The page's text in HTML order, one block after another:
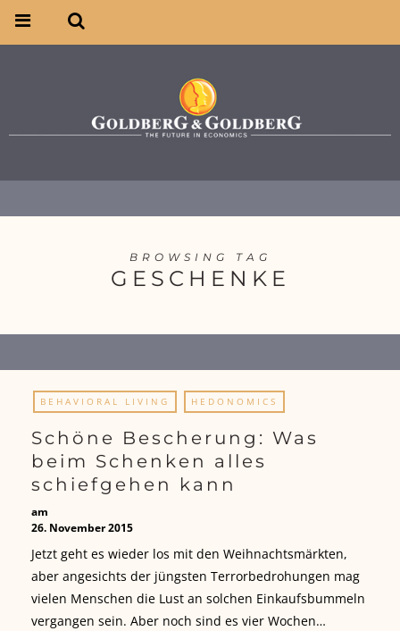
BROWSING TAG
GESCHENKE
BEHAVIORAL LIVING HEDONOMICS
Schöne Bescherung: Was
beim Schenken alles
schiefgehen kann
am
26. November 2015
Jetzt geht es wieder los mit den Weihnachtsmärkten,
aber angesichts der jüngsten Terrorbedrohungen mag
vielen Menschen die Lust an solchen Einkaufsbummeln
vergangen sein. Aber noch sind es vier Wochen…